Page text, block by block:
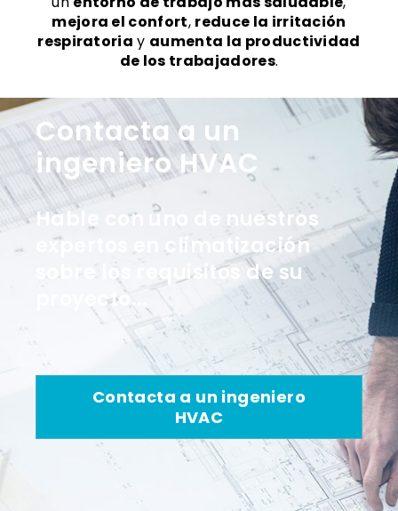
mejora el confort, reduce la irritación
respiratoria y aumenta la productividad
de los trabajadores.
Contacta a un
ingeniero HVAC
Hable con uno de nuestros
expertos en climatización
sobre los requisitos de su
proyecto...
Contacta a un ingeniero
HVAC